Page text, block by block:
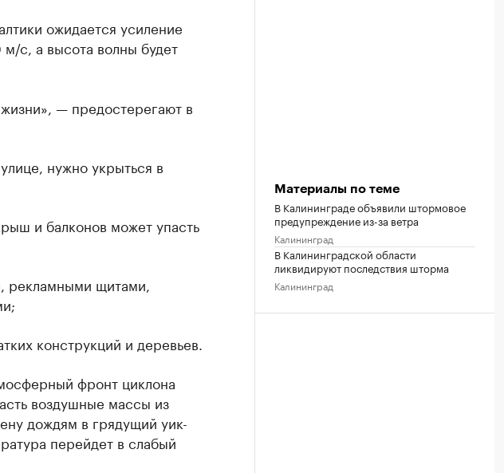
ожидается усиление
с, а высота волны будет
— предостерегают в
нужно укрыться в
и балконов может упасть
рекламными щитами,
конструкций и деревьев.
фронт циклона
воздушные массы из
дождям в грядущий уик-
перейдет в слабый
Материалы по теме
В Калининграде объявили штормовое
предупреждение из-за ветра
Калининград
В Калининградской области
ликвидируют последствия шторма
Калининград